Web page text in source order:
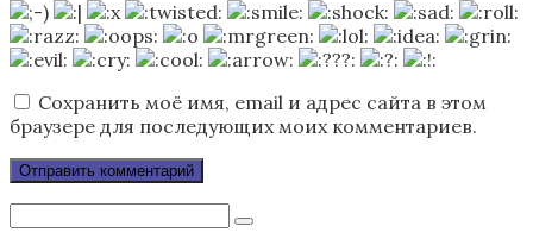
Сохранить моё имя, email и адрес сайта в этом
браузере для последующих моих комментариев.
Поиск: